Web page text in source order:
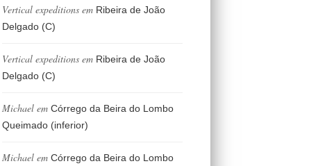
Vertical expeditions em Ribeira de João
Delgado (C)
Vertical expeditions em Ribeira de João
Delgado (C)
Michael em Córrego da Beira do Lombo
Queimado (inferior)
Michael em Córrego da Beira do Lombo